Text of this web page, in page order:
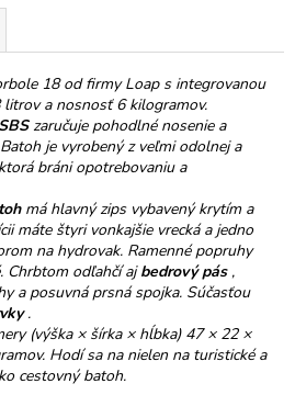
18 od firmy Loap s integrovanou
a nosnosť 6 kilogramov.
zaručuje pohodlné nosenie a
je vyrobený z veľmi odolnej a
bráni opotrebovaniu a
má hlavný zips vybavený krytím a
máte štyri vonkajšie vrecká a jedno
na hydrovak. Ramenné popruhy
Chrbtom odľahčí ajbedrový pás,
a posuvná prsná spojka. Súčasťou
.
(výška × šírka × hĺbka) 47 × 22 ×
Hodí sa na nielen na turistické a
cestovný batoh.